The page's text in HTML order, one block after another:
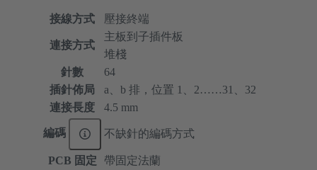
接線方式 壓接終端
連接方式
主板到子插件板
堆棧
針數
64
插針佈局
a、b 排，位置 1、2……31、32
連接長度
4.5 mm
編碼 不缺針的編碼方式
PCB 固定 帶固定法蘭